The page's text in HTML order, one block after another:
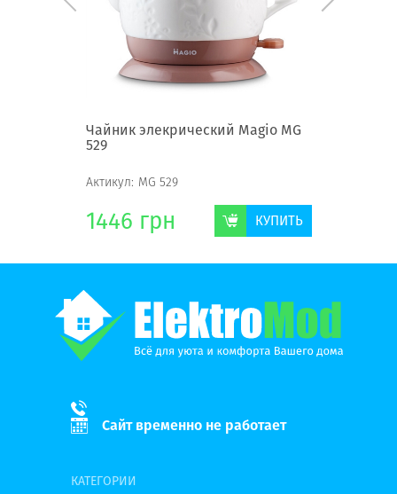
Чайник элекрический Magio MG
529
Актикул: MG 529
1446 грн КУПИТЬ
Сайт временно не работает
КАТЕГОРИИ